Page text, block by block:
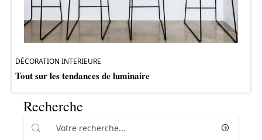
DÉCORATION INTERIEURE
Tout sur les tendances de luminaire
Recherche